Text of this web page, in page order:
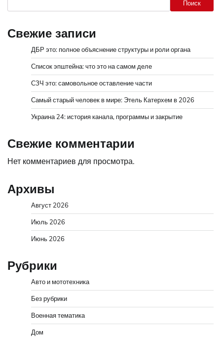
Поиск
Свежие записи
ДБР это: полное объяснение структуры и роли органа
Список эпштейна: что это на самом деле
СЗЧ это: самовольное оставление части
Самый старый человек в мире: Этель Катерхем в 2026
Украина 24: история канала, программы и закрытие
Свежие комментарии
Нет комментариев для просмотра.
Архивы
Август 2026
Июль 2026
Июнь 2026
Рубрики
Авто и мототехника
Без рубрики
Военная тематика
Дом